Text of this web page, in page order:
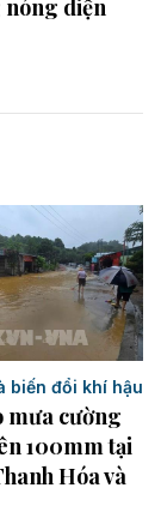
diện
biến đổi khí hậu
mưa cường
100mm tại
Hóa và